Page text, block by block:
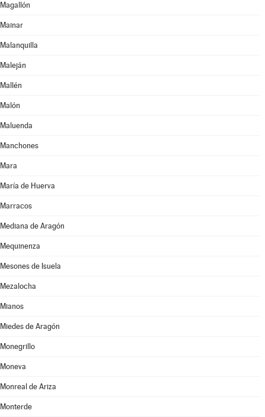
Magallón
Mainar
Malanquilla
Maleján
Mallén
Malón
Maluenda
Manchones
Mara
María de Huerva
Marracos
Mediana de Aragón
Mequinenza
Mesones de Isuela
Mezalocha
Mianos
Miedes de Aragón
Monegrillo
Moneva
Monreal de Ariza
Monterde